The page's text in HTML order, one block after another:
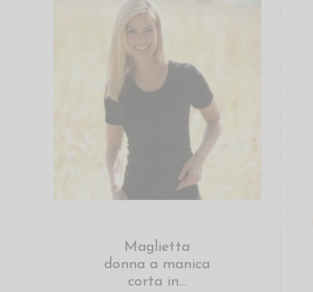
Maglietta
donna a manica
corta in...